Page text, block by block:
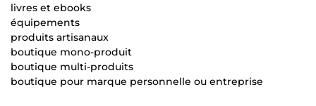
livres et ebooks
équipements
produits artisanaux
boutique mono-produit
boutique multi-produits
boutique pour marque personnelle ou entreprise